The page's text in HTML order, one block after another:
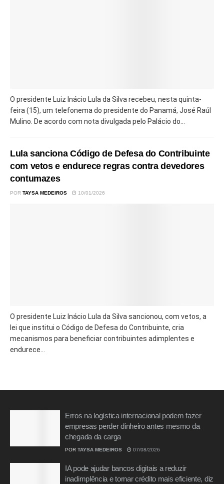
O presidente Luiz Inácio Lula da Silva recebeu, nesta quinta-
feira (15), um telefonema do presidente do Panamá, José Raúl
Mulino. De acordo com nota divulgada pelo Palácio do...
Lula sanciona Código de Defesa do Contribuinte
com vetos e endurece regras contra devedores
contumazes
POR TAYSA MEDEIROS 10/01/2026
O presidente Luiz Inácio Lula da Silva sancionou, com vetos, a
lei que institui o Código de Defesa do Contribuinte, cria
mecanismos para beneficiar contribuintes adimplentes e
endurece...
Erros na logística internacional podem fazer
empresas perder dinheiro antes mesmo da
chegada da carga
POR TAYSA MEDEIROS 07/08/2026
IA pode ajudar bancos digitais a reduzir
inadimplência e tornar crédito mais eficiente, diz